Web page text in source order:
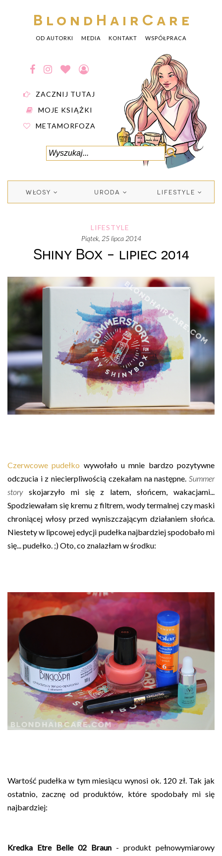
BlondHairCare
OD AUTORKI MEDIA KONTAKT WSPÓŁPRACA
ZACZNIJ TUTAJ
MOJE KSIĄŻKI
METAMORFOZA
WŁOSY URODA LIFESTYLE
LIFESTYLE
piątek, 25 lipca 2014
Shiny Box - lipiec 2014
Czerwcowe pudełko wywołało u mnie bardzo pozytywne
odczucia i z niecierpliwością czekałam na następne. Summer
storyskojarzyło mi się z latem, słońcem, wakacjami...
Spodziewałam się kremu z filtrem, wody termalnej czy maski
chroniącej włosy przed wyniszczającym działaniem słońca.
Niestety w lipcowej edycji pudełka najbardziej spodobało mi
się... pudełko. ;) Oto, co znalazłam w środku:
Wartość pudełka w tym miesiącu wynosi ok. 120 zł. Tak jak
ostatnio, zacznę od produktów, które spodobały mi się
najbardziej:
Kredka Etre Belle 02 Braun - produkt pełnowymiarowy